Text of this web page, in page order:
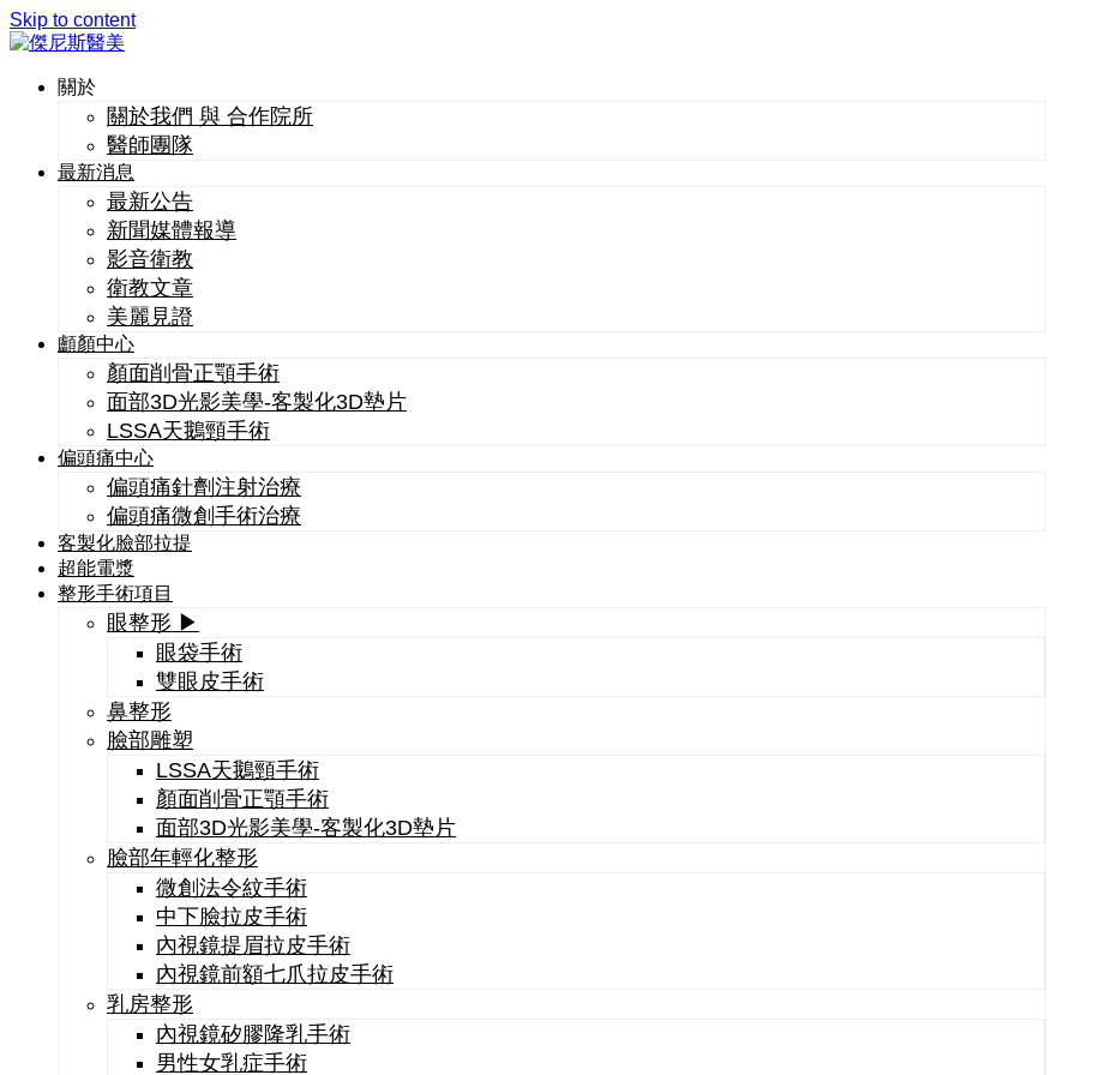
Skip to content
關於
關於我們 與 合作院所
醫師團隊
最新消息
最新公告
新聞媒體報導
影音衛教
衛教文章
美麗見證
顱顏中心
顏面削骨正顎手術
面部3D光影美學-客製化3D墊片
LSSA天鵝頸手術
偏頭痛中心
偏頭痛針劑注射治療
偏頭痛微創手術治療
客製化臉部拉提
超能電漿
整形手術項目
眼整形 ▶
眼袋手術
雙眼皮手術
鼻整形
臉部雕塑
LSSA天鵝頸手術
顏面削骨正顎手術
面部3D光影美學-客製化3D墊片
臉部年輕化整形
微創法令紋手術
中下臉拉皮手術
內視鏡提眉拉皮手術
內視鏡前額七爪拉皮手術
乳房整形
內視鏡矽膠隆乳手術
男性女乳症手術